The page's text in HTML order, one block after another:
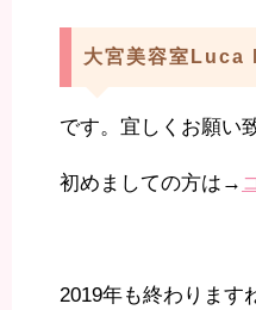
大宮美容室Luca
です。宜しくお願い
初めましての方は→
2019年も終わります